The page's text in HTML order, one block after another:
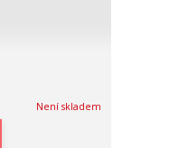
Není skladem